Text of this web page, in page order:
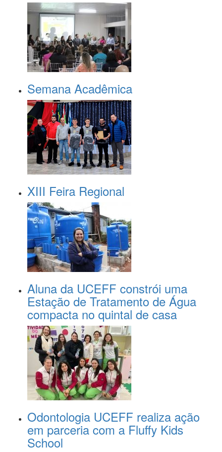
Semana Acadêmica
XIII Feira Regional
Aluna da UCEFF constrói uma
Estação de Tratamento de Água
compacta no quintal de casa
Odontologia UCEFF realiza ação
em parceria com a Fluffy Kids
School